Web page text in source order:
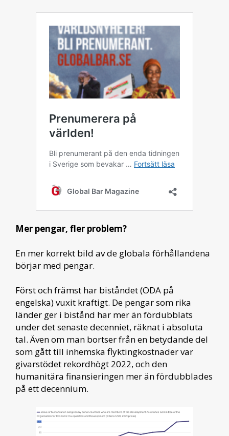
Mer pengar, fler problem?
En mer korrekt bild av de globala förhållandena
börjar med pengar.
Först och främst har biståndet (ODA på
engelska) vuxit kraftigt. De pengar som rika
länder ger i bistånd har mer än fördubblats
under det senaste decenniet, räknat i absoluta
tal. Även om man bortser från en betydande del
som gått till inhemska flyktingkostnader var
givarstödet rekordhögt 2022, och den
humanitära finansieringen mer än fördubblades
på ett decennium.